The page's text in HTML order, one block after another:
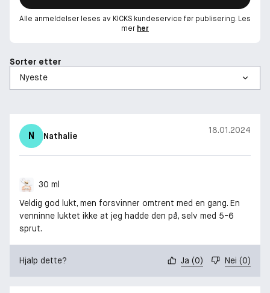
Alle anmeldelser leses av KICKS kundeservice før publisering. Les
mer her
Sorter etter
N Nathalie
18.01.2024
30 ml
Veldig god lukt, men forsvinner omtrent med en gang. En
venninne luktet ikke at jeg hadde den på, selv med 5-6
sprut.
Hjalp dette? Ja (0) Nei (0)